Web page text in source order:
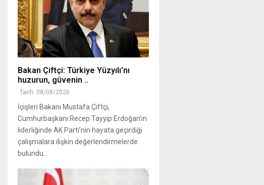
Bakan Çiftçi: Türkiye Yüzyılı’nı
huzurun, güvenin ..
Tarih: 08/08/2026
İçişleri Bakanı Mustafa Çiftçi,
Cumhurbaşkanı Recep Tayyip Erdoğan’ın
liderliğinde AK Parti’nin hayata geçirdiği
çalışmalara ilişkin değerlendirmelerde
bulundu...